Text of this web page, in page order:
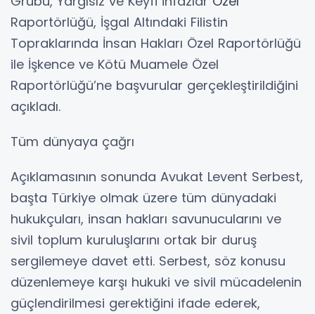
Raportörlüğü, İşgal Altındaki Filistin
Topraklarında İnsan Hakları Özel Raportörlüğü
ile İşkence ve Kötü Muamele Özel
Raportörlüğü’ne başvurular gerçekleştirildiğini
açıkladı.
Tüm dünyaya çağrı
Açıklamasının sonunda Avukat Levent Serbest,
başta Türkiye olmak üzere tüm dünyadaki
hukukçuları, insan hakları savunucularını ve
sivil toplum kuruluşlarını ortak bir duruş
sergilemeye davet etti. Serbest, söz konusu
düzenlemeye karşı hukuki ve sivil mücadelenin
güçlendirilmesi gerektiğini ifade ederek,